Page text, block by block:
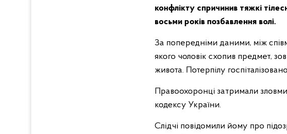
конфлікту спричинив тяжкі
восьми років позбавлення волі.
За попередніми даними, між
якого чоловік схопив предмет,
живота. Потерпілу
Правоохоронці затримали
кодексу України.
Слідчі повідомили йому про